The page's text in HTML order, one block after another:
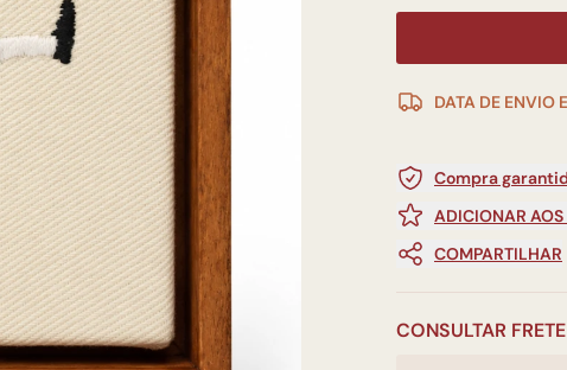
DATA DE ENVIO
Compra
ADICIONAR AOS
COMPARTILHAR
CONSULTAR FRETE